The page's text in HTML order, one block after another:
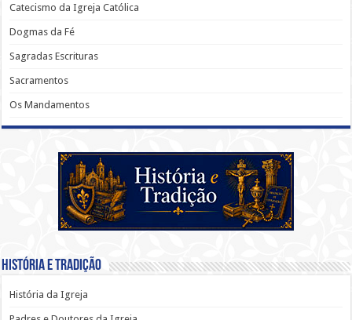
Catecismo da Igreja Católica
Dogmas da Fé
Sagradas Escrituras
Sacramentos
Os Mandamentos
História e Tradição
História da Igreja